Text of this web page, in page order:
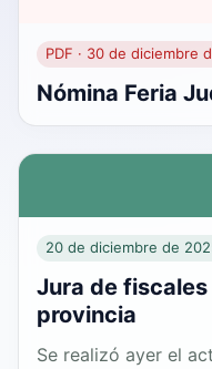
PDF · 30 de diciembre
Nómina Feria
20 de diciembre de
Jura de
provincia
Se realizó ayer el